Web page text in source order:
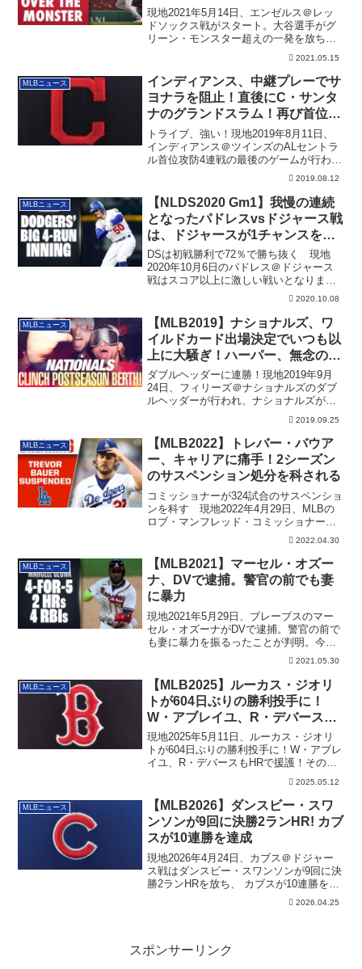
現地2021年5月14日、エンゼルス＠レッ
ドソックス戦がスタート。大谷選手がグ
リーン・モンスター超えの一発を放ち、
ホセ・イグレシアスも躍動しましたが、
勝負を決めたのはレッドソックス、ボビ
ー・ダルベックの一発でした
2021.05.15
MLBニュース
インディアンス、中継プレーでサ
ヨナラを阻止！直後にC・サンタ
ナのグランドスラム！再び首位へ
（MLB 2019）
トライブ、強い！現地2019年8月11日、
インディアンス＠ツインズのALセントラ
ル首位攻防4連戦の最後のゲームが行わ
2019.08.12
MLBニュース
【NLDS2020 Gm1】我慢の連続
となったパドレスvsドジャース戦
は、ドジャースが1チャンスをも
のにして勝利！
DSは初戦勝利で72％で勝ち抜く 現地
2020年10月6日のパドレス＠ドジャース
戦はスコア以上に激しい戦いとなりまし
2020.10.08
MLBニュース
【MLB2019】ナショナルズ、ワ
イルドカード出場決定でいつも以
上に大騒ぎ！ハーパー、無念の敗
退！
ダブルヘッダーに連勝！現地2019年9月
24日、フィリーズ＠ナショナルズのダブ
ルヘッダーが行われ、ナショナルズが連
2019.09.25
MLBニュース
【MLB2022】トレバー・バウア
ー、キャリアに痛手！2シーズン
のサスペンション処分を科される
コミッショナーが324試合のサスペンショ
ンを科す 現地2022年4月29日、MLBの
ロブ・マンフレッド・コミッショナー
2022.04.30
MLBニュース
【MLB2021】マーセル・オズー
ナ、DVで逮捕。警官の前でも妻
に暴力
現地2021年5月29日、ブレーブスのマー
セル・オズーナがDVで逮捕。警官の前で
も妻に暴力を振るったことが判明。今後
のオズーナの処分などについても記載。
2021.05.30
MLBニュース
【MLB2025】ルーカス・ジオリ
トが604日ぶりの勝利投手に！
W・アブレイユ、R・デバースも
HRで援護！
現地2025年5月11日、ルーカス・ジオリ
トが604日ぶりの勝利投手に！W・アブレ
イユ、R・デバースもHRで援護！その詳
2025.05.12
MLBニュース
【MLB2026】ダンスビー・スワ
ンソンが9回に決勝2ランHR! カブ
スが10連勝を達成
現地2026年4月24日、カブス＠ドジャー
ス戦はダンスビー・スワンソンが9回に決
勝2ランHRを放ち、 カブスが10連勝を達
2026.04.25
スポンサーリンク